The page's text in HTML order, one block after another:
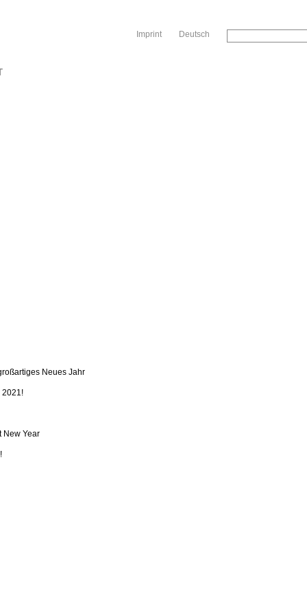
Deutsch
Imprint
Neues Jahr
2021!
New Year